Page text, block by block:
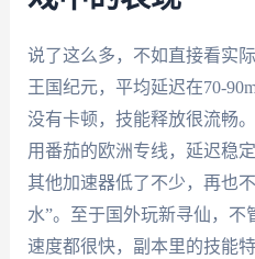
说了这么多，不如直接看实
王国纪元，平均延迟在70-
没有卡顿，技能释放很流畅
用番茄的欧洲专线，延迟稳
其他加速器低了不少，再也
水”。至于国外玩新寻仙，不
速度都很快，副本里的技能